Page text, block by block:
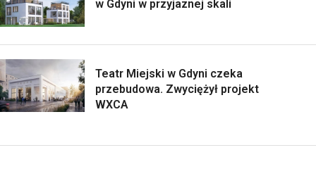
w Gdyni w przyjaznej skali
Teatr Miejski w Gdyni czeka
przebudowa. Zwyciężył projekt
WXCA